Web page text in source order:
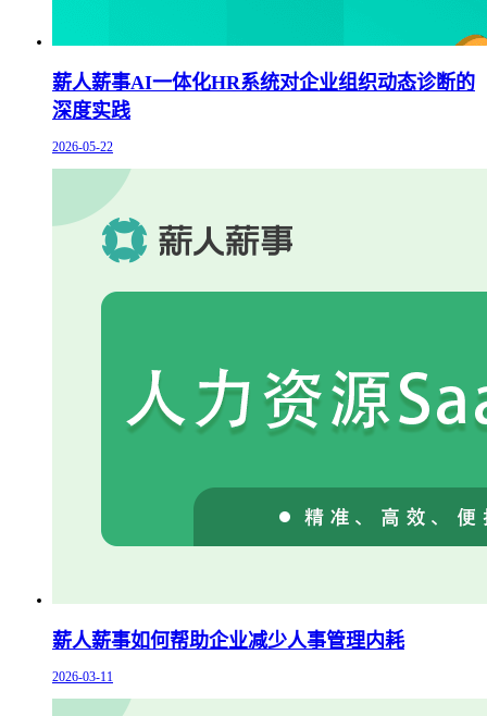
薪人薪事AI一体化HR系统对企业组织动态诊断的
深度实践
2026-05-22
薪人薪事如何帮助企业减少人事管理内耗
2026-03-11